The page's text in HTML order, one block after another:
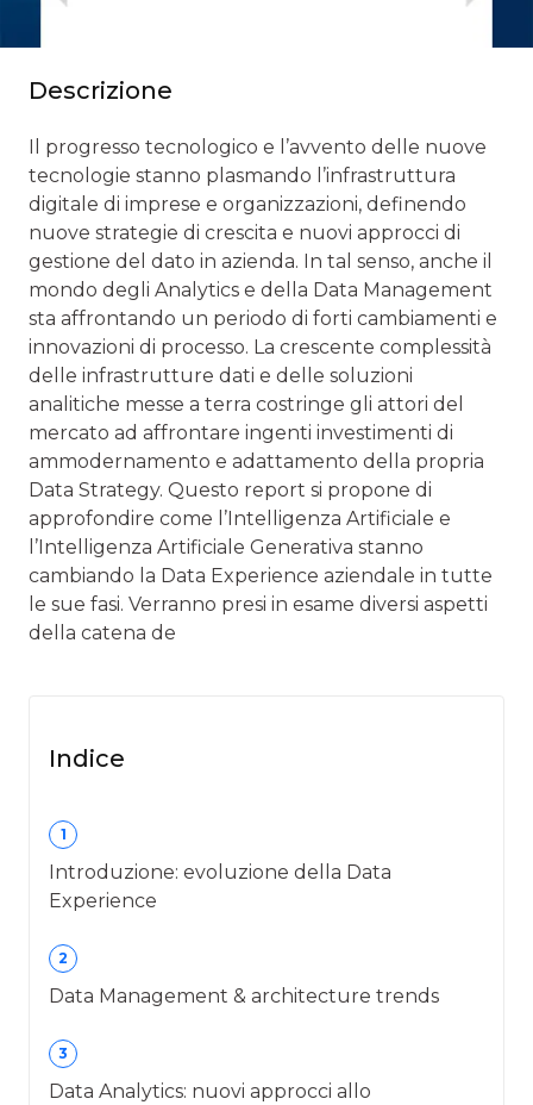
Descrizione
Il progresso tecnologico e l’avvento delle nuove
tecnologie stanno plasmando l’infrastruttura
digitale di imprese e organizzazioni, definendo
nuove strategie di crescita e nuovi approcci di
gestione del dato in azienda. In tal senso, anche il
mondo degli Analytics e della Data Management
sta affrontando un periodo di forti cambiamenti e
innovazioni di processo. La crescente complessità
delle infrastrutture dati e delle soluzioni
analitiche messe a terra costringe gli attori del
mercato ad affrontare ingenti investimenti di
ammodernamento e adattamento della propria
Data Strategy. Questo report si propone di
approfondire come l’Intelligenza Artificiale e
l’Intelligenza Artificiale Generativa stanno
cambiando la Data Experience aziendale in tutte
le sue fasi. Verranno presi in esame diversi aspetti
della catena de
Indice
1
Introduzione: evoluzione della Data
Experience
2
Data Management & architecture trends
3
Data Analytics: nuovi approcci allo